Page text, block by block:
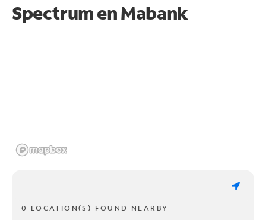
Spectrum enMabank
0 LOCATION(S) FOUND NEARBY